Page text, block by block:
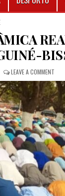
LEAVE A COMMENTON